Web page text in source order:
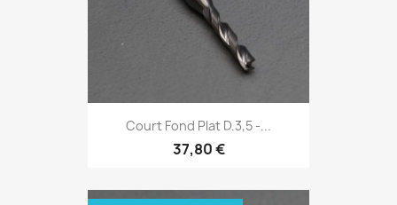
Court Fond Plat D.3,5 -...
37,80 €